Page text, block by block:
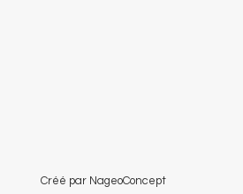
Créé par NageoConcept